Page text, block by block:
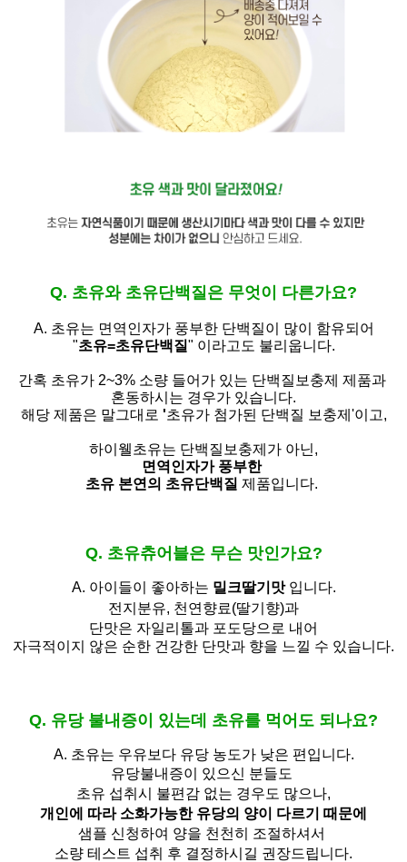
Q. 초유와 초유단백질은 무엇이 다른가요?
A. 초유는 면역인자가 풍부한 단백질이 많이 함유되어
"초유=초유단백질" 이라고도 불리웁니다.
간혹 초유가 2~3% 소량 들어가 있는 단백질보충제 제품과
혼동하시는 경우가 있습니다.
해당 제품은 말그대로 '초유가 첨가된 단백질 보충제'이고,
하이웰초유는 단백질보충제가 아닌,
면역인자가 풍부한
초유 본연의 초유단백질 제품입니다.
Q. 초유츄어블은 무슨 맛인가요?
A. 아이들이 좋아하는 밀크딸기맛입니다.
전지분유, 천연향료(딸기향)과
단맛은 자일리톨과 포도당으로 내어
자극적이지 않은 순한 건강한 단맛과 향을 느낄 수 있습니다.
Q. 유당 불내증이 있는데 초유를 먹어도 되나요?
A. 초유는 우유보다 유당 농도가 낮은 편입니다.
유당불내증이 있으신 분들도
초유 섭취시 불편감 없는 경우도 많으나,
개인에 따라 소화가능한 유당의 양이 다르기 때문에
샘플 신청하여 양을 천천히 조절하셔서
소량 테스트 섭취 후 결정하시길 권장드립니다.